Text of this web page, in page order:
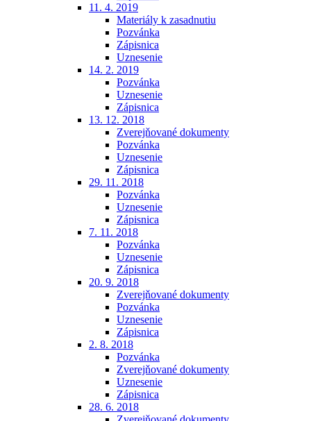
11. 4. 2019
Materiály k zasadnutiu
Pozvánka
Zápisnica
Uznesenie
14. 2. 2019
Pozvánka
Uznesenie
Zápisnica
13. 12. 2018
Zverejňované dokumenty
Pozvánka
Uznesenie
Zápisnica
29. 11. 2018
Pozvánka
Uznesenie
Zápisnica
7. 11. 2018
Pozvánka
Uznesenie
Zápisnica
20. 9. 2018
Zverejňované dokumenty
Pozvánka
Uznesenie
Zápisnica
2. 8. 2018
Pozvánka
Zverejňované dokumenty
Uznesenie
Zápisnica
28. 6. 2018